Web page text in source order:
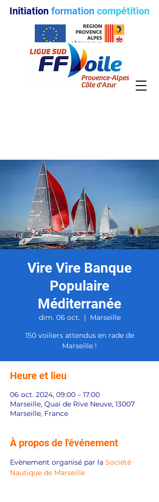
Initiation formation compétition
Vire Vire Banque
Populaire
Méditerranée
dim. 06 oct.
  |
Marseille
150 voiliers attendus en rade de
Marseille !
Heure et lieu
06 oct. 2024, 09:00 – 17:00
Marseille, Quai de Rive Neuve, 13007
Marseille, France
À propos de l'événement
Evènement organisé par la Société
Nautique de Marseille